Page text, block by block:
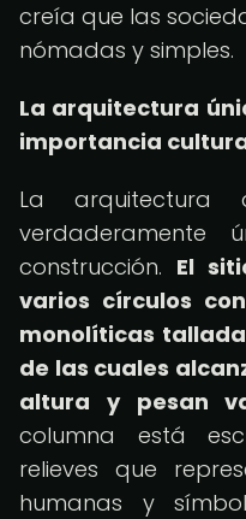
creía que las
nómadas y simples.
La arquitectura
importancia
La arquitectura
construcción. El
varios círculos
monolíticas
de las cuales
altura y pesan
columna está
relieves que
humanas y